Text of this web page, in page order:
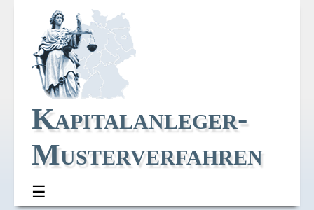
Kapitalanleger-
Musterverfahren
☰